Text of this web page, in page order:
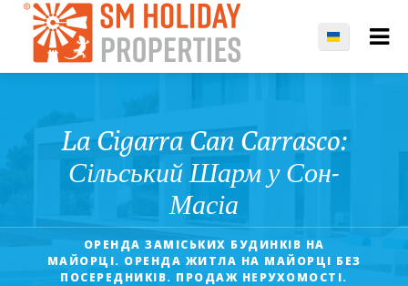
La Cigarra Can Carrasco:
Сільський Шарм у Сон-
Масіа
ОРЕНДА ЗАМІСЬКИХ БУДИНКІВ НА
МАЙОРЦІ. ОРЕНДА ЖИТЛА НА МАЙОРЦІ БЕЗ
ПОСЕРЕДНИКІВ. ПРОДАЖ НЕРУХОМОСТІ.